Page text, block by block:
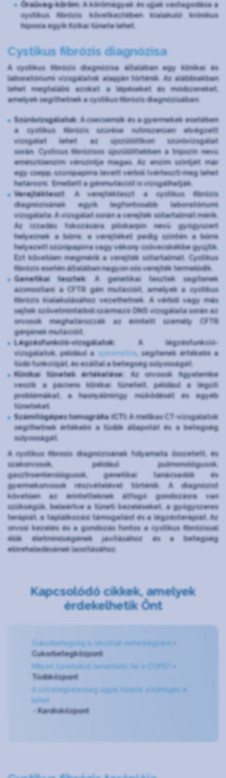
Óraüveg-köröm: A körömágyak és ujjak vastagodása a
cystikus fibrózis következtében kialakuló krónikus
hipoxia egyik fizikai tünete lehet.
Cystikus fibrózis diagnózisa
A cystikus fibrózis diagnózisa általában egy klinikai és
laboratóriumi vizsgálatok alapján történik. Az alábbiakban
lehet megtalálni azokat a lépéseket és módszereket,
amelyek segíthetnek a cystikus fibrózis diagnózisában:
Szűrővizsgálatok: A csecsemők és a gyermekek esetében
a cystikus fibrózis szűrése rutinszerűen elvégzett
vizsgálat lehet az újszülöttkori szűrővizsgálat
során. Cysticus fibrózisos újszülöttekben a tripszin nevű
emésztőenzim vérszintje magas. Az enzim szintjét már
egy csepp, szűrőpapírra levett vérből (vérteszt) meg lehet
határozni. Emellett a génmutációt is vizsgálhatják.
Verejtékteszt : A verejtékteszt a cystikus fibrózis
diagnózisának egyik legfontosabb laboratóriumi
vizsgálata. A vizsgálat során a verejték sótartalmát mérik.
Az izzadás fokozására pilokarpin nevű gyógyszert
helyeznek a bőrre, a verejtéket pedig szintén a bőrre
helyezett szűrőpapírra vagy vékony csövecskékbe gyűjtik.
Ezt követően megmérik a verejték sótartalmát. Cystikus
fibrózis esetén általában nagyon sós verejték termelődik.
Genetikai tesztek: A genetikai tesztek segítenek
azonosítani a CFTR gén mutációit, amelyek a cystikus
fibrózis kialakulásához vezethetnek. A vérből vagy más
sejtek szövetmintáiból származó DNS vizsgálata során az
orvosok meghatározzák az érintett személy CFTR
génjének mutációit.
Légzésfunkció-vizsgálatok: A légzésfunkció-
vizsgálatok, például a spirometria, segítenek értékelni a
tüdő funkcióját, és ezáltal a betegség súlyosságát.
Klinikai tünetek értékelése:
Az orvosok figyelembe
veszik a páciens klinikai tüneteit, például a légúti
problémákat, a hasnyálmirigy működését és egyéb
tüneteket.
Számítógépes tomográfia (CT):A mellkas CT-vizsgálatok
segíthetnek értékelni a tüdők állapotát és a betegség
súlyosságát.
A cystikus fibrosis diagnózisának folyamata összetett, és
szakorvosok, például pulmonológusok,
gasztroenterológusok, genetikai tanácsadók és
gyermekorvosok részvételével történik. A diagnózist
követően az érintetteknek átfogó gondozásra van
szükségük, beleértve a tüneti kezeléseket, a gyógyszeres
terápiát, a táplálkozási támogatást és a légzésterápiát. Az
orvosi kezelés és a gondozás fontos a cystikus fibrózissal
élők életminőségének javításához és a betegség
előrehaladásának lassításához.
Kapcsolódó cikkek, amelyek
érdekelhetik Önt
Cukorbetegség is okozhat nehézlégzést
Cukorbetegközpont
Milyen tünetekről ismerhető fel a COPD?
Tüdőközpont
A szívelégtelenség egyik tünete a köhögés is
lehet
- Kardioközpont